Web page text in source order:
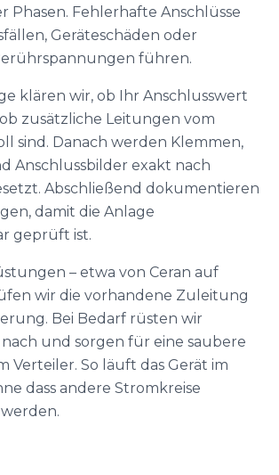
Phasen. Fehlerhafte Anschlüsse
Geräteschäden oder
führen.
klären wir, ob Ihr Anschlusswert
zusätzliche Leitungen vom
sind. Danach werden Klemmen,
Anschlussbilder exakt nach
Abschließend dokumentieren
damit die Anlage
geprüft ist.
– etwa von Ceran auf
wir die vorhandene Zuleitung
Bei Bedarf rüsten wir
und sorgen für eine saubere
Verteiler. So läuft das Gerät im
dass andere Stromkreise